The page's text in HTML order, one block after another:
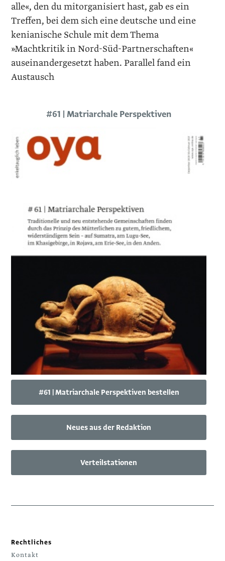
alle«, den du mitorganisiert hast, gab es ein
Treffen, bei dem sich eine deutsche und eine
kenianische Schule mit dem Thema
»Machtkritik in Nord-Süd-Partnerschaften«
auseinandergesetzt haben. Parallel fand ein
Austausch
#61 | Matriarchale Perspektiven
#61 | Matriarchale Perspektiven bestellen
Neues aus der Redaktion
Verteilstationen
Rechtliches
Kontakt